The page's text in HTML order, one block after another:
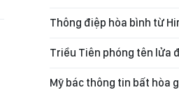
Thông điệp hòa bình từ
Triều Tiên phóng tên lửa
Mỹ bác thông tin bất hòa